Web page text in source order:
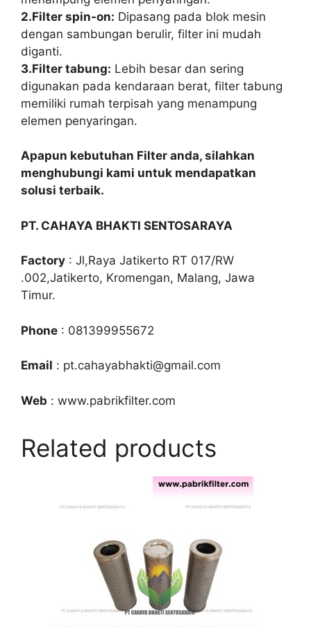
2.Filter spin-on: Dipasang pada blok mesin
dengan sambungan berulir, filter ini mudah
diganti.
3.Filter tabung: Lebih besar dan sering
digunakan pada kendaraan berat, filter tabung
memiliki rumah terpisah yang menampung
elemen penyaringan.
Apapun kebutuhan Filter anda, silahkan
menghubungi kami untuk mendapatkan
solusi terbaik.
PT. CAHAYA BHAKTI SENTOSARAYA
Factory : Jl,Raya Jatikerto RT 017/RW
.002,Jatikerto, Kromengan, Malang, Jawa
Timur.
Phone : 081399955672
Email : pt.cahayabhakti@gmail.com
Web : www.pabrikfilter.com
Related products